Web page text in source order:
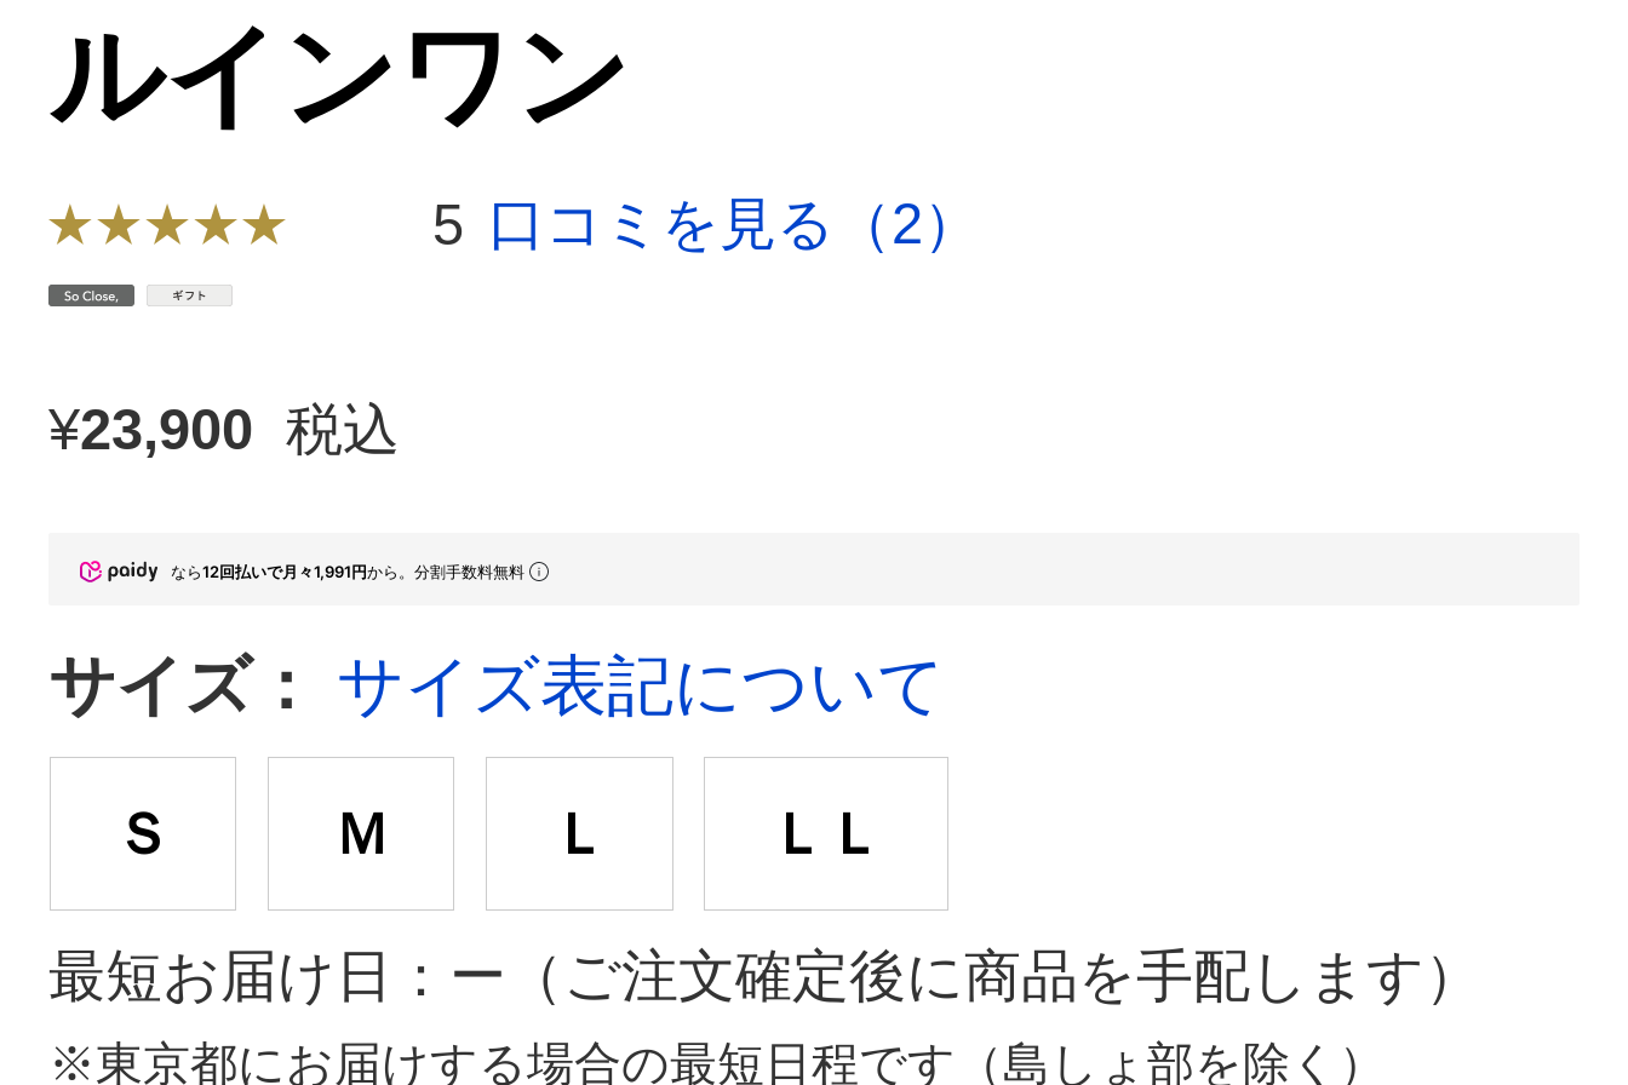
ルインワン
5 口コミを見る（2）
¥23,900 税込
なら12回払いで月々1,991円から。分割手数料無料
サイズ： サイズ表記について
Ｓ Ｍ Ｌ ＬＬ
最短お届け日：ー （ご注文確定後に商品を手配します）
※東京都にお届けする場合の最短日程です（島しょ部を除く）